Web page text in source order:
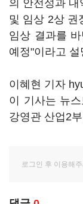
의 안전성과
및 임상 2상 권
임상 결과를
예정"이라고
이혜현 기자
이 기사는 뉴
강영관 산업2